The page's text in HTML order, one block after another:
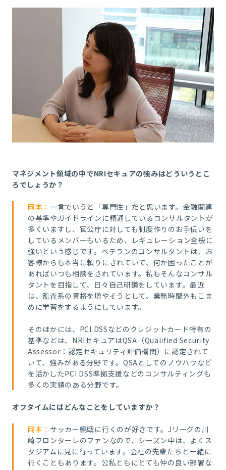
マネジメント領域の中でNRIセキュアの強みはどういうとこ
ろでしょうか？
岡本： 一言でいうと「専門性」だと思います。金融関連
の基準やガイドラインに精通しているコンサルタントが
多くいますし、官公庁に対しても制度作りのお手伝いを
しているメンバーもいるため、レギュレーション全般に
強いという感じです。ベテランのコンサルタントは、お
客様からも本当に頼りにされていて、何か困ったことが
あればいつも相談をされています。私もそんなコンサル
タントを目指して、日々自己研鑽をしています。最近
は、監査系の資格を増やそうとして、業務時間外もこま
めに学習をするようにしています。
そのほかには、 PCI DSSなどのクレジットカード特有の
基準などは、 NRIセキュアはQSA （Qualified Security
Assessor ：認定セキュリティ評価機関）に認定されて
いて、強みがある分野です。 QSA としてのノウハウなど
を活かしたPCI DSS準拠支援などのコンサルティングも
多くの実績のある分野です。
オフタイムにはどんなことをしていますか？
岡本： サッカー観戦に行くのが好きです。J リーグの川
崎フロンターレのファンなので、シーズン中は、よくス
タジアムに見に行っています。会社の先輩たちと一緒に
行くこともあります。公私ともにとても仲の良い部署な